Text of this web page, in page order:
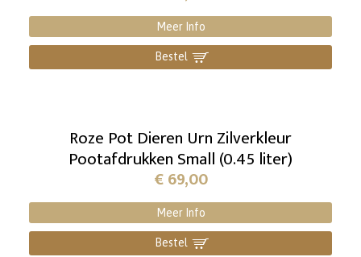
Meer Info
Bestel ]
Roze Pot Dieren Urn Zilverkleur
Pootafdrukken Small (0.45 liter)
€69,00
Meer Info
Bestel ]